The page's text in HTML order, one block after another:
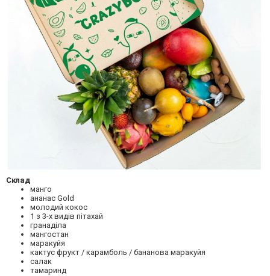
Склад
манго
ананас Gold
молодий кокос
1 з 3-х видів пітахай
гранаділа
мангостан
маракуйя
кактус фрукт / карамболь / бананова маракуйя
салак
тамаринд